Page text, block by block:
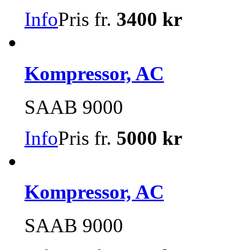
InfoPris fr. 3400 kr
Kompressor, AC
SAAB 9000
InfoPris fr. 5000 kr
Kompressor, AC
SAAB 9000